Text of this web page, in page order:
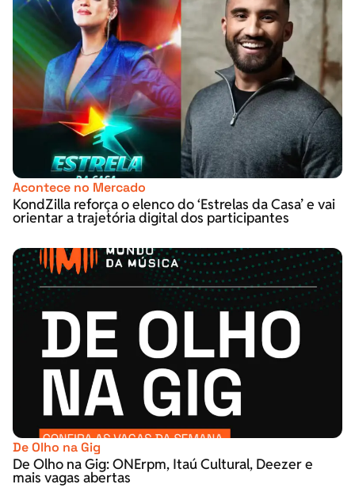
Acontece no Mercado
KondZilla reforça o elenco do ‘Estrelas da Casa’ e vai
orientar a trajetória digital dos participantes
De Olho na Gig
De Olho na Gig: ONErpm, Itaú Cultural, Deezer e
mais vagas abertas